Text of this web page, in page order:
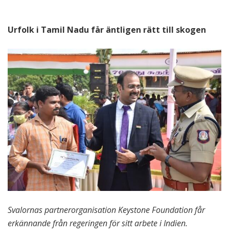
Urfolk i Tamil Nadu får äntligen rätt till skogen
Svalornas partnerorganisation Keystone Foundation får
erkännande från regeringen för sitt arbete i Indien.